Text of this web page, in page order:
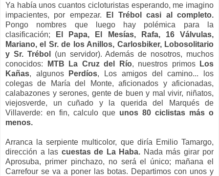
Ya había unos cuantos cicloturistas esperando, me imagino
impacientes, por empezar.
El Trébol casi al completo.
Pongo nombres que luego hay polémica para la
clasificación;
El Papa, El Mesías, Rafa, 16 Válvulas,
Mariano, el Sr. de los Anillos, Carlosbiker, Lobosolitario
y Sr. Trébol
(un servidor). Además de nosotros, muchos
conocidos:
MTB La Cruz del Río, nuestros primos
Los
Kañas, algunos Perdíos, Los amigos del camino... los
colegas de María del Monte, aficionados y aficionadas,
calabazones y serones, gente de buen y mal vivir, niñatos,
viejosverde, un cuñado y la querida del Marqués de
Villaverde: en fin, calculo que unos 80 ciclistas más o
menos.
Arranca la serpiente multicolor, que diría Emilio Tamargo,
dirección a las cuestas de La Haba. Nada más girar por
Aprosuba, primer pinchazo, no será el único; mañana el
Carrefour se va a poner las botas. Departimos con unos y